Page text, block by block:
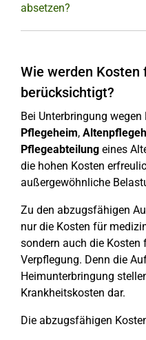
absetzen?
Wie werden
berücksichtigt?
Bei Unterbringung
Pflegeheim,
Pflegeabteilung eines
die hohen Kosten
außergewöhnliche
Zu den abzugsfähigen
nur die Kosten für
sondern auch die Kosten
Verpflegung. Denn die
Heimunterbringung
Krankheitskosten dar.
Die abzugsfähigen